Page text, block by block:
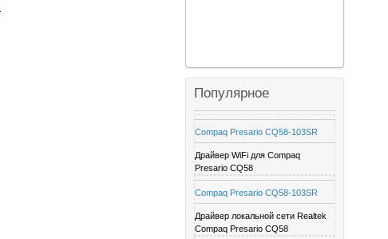
Популярное
Compaq Presario CQ58-103SR
Драйвер WiFi для Compaq
Presario CQ58
Compaq Presario CQ58-103SR
Драйвер локальной сети Realtek
Compaq Presario CQ58